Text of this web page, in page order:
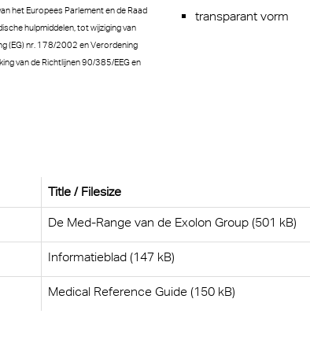
het Europees Parlement en de Raad
hulpmiddelen, tot wijziging van
(EG) nr. 178/2002 en Verordening
van de Richtlijnen 90/385/EEG en
transparant vorm
Title / Filesize
De Med-Range van de Exolon Group (501 kB)
Informatieblad (147 kB)
Medical Reference Guide (150 kB)